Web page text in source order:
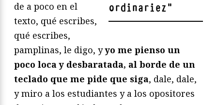
ordinariez"
de a poco en el
texto, qué escribes,
qué escribes,
pamplinas, le digo, yyo me pienso un
poco loca y desbaratada, al borde de un
teclado que me pide que siga, dale, dale,
y miro a los estudiantes y a los opositores